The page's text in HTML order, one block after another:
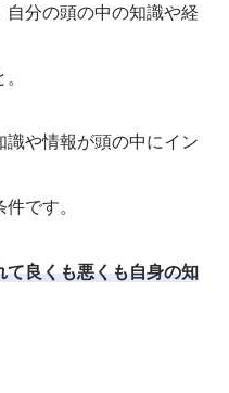
自分の頭の中の知識や経
や情報が頭の中にイン
です。
良くも悪くも自身の知